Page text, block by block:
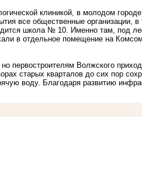
клиникой, в молодом
все общественные организации,
школа № 10. Именно там, под
в отдельное помещение на
первостроителям Волжского
старых кварталов до сих пор
воду. Благодаря развитию